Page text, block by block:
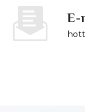
E-